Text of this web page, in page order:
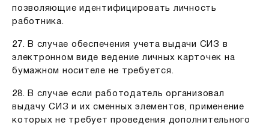
позволяющие идентифицировать личность
работника.
27. В случае обеспечения учета выдачи СИЗ в
электронном виде ведение личных карточек на
бумажном носителе не требуется.
28. В случае если работодатель организовал
выдачу СИЗ и их сменных элементов, применение
которых не требует проведения дополнительного